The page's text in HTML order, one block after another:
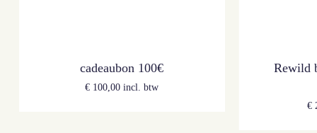
cadeaubon 100€
€ 100,00 incl. btw
Rewild
€